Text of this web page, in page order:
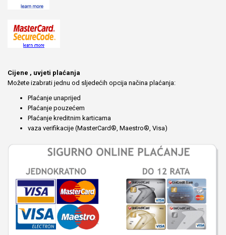
Cijene , uvjeti plaćanja
Možete izabrati jednu od sljedećih opcija načina plaćanja:
Plaćanje unaprijed
Plaćanje pouzećem
Plaćanje kreditnim karticama
vaza verifikacije (MasterCard®, Maestro®, Visa)